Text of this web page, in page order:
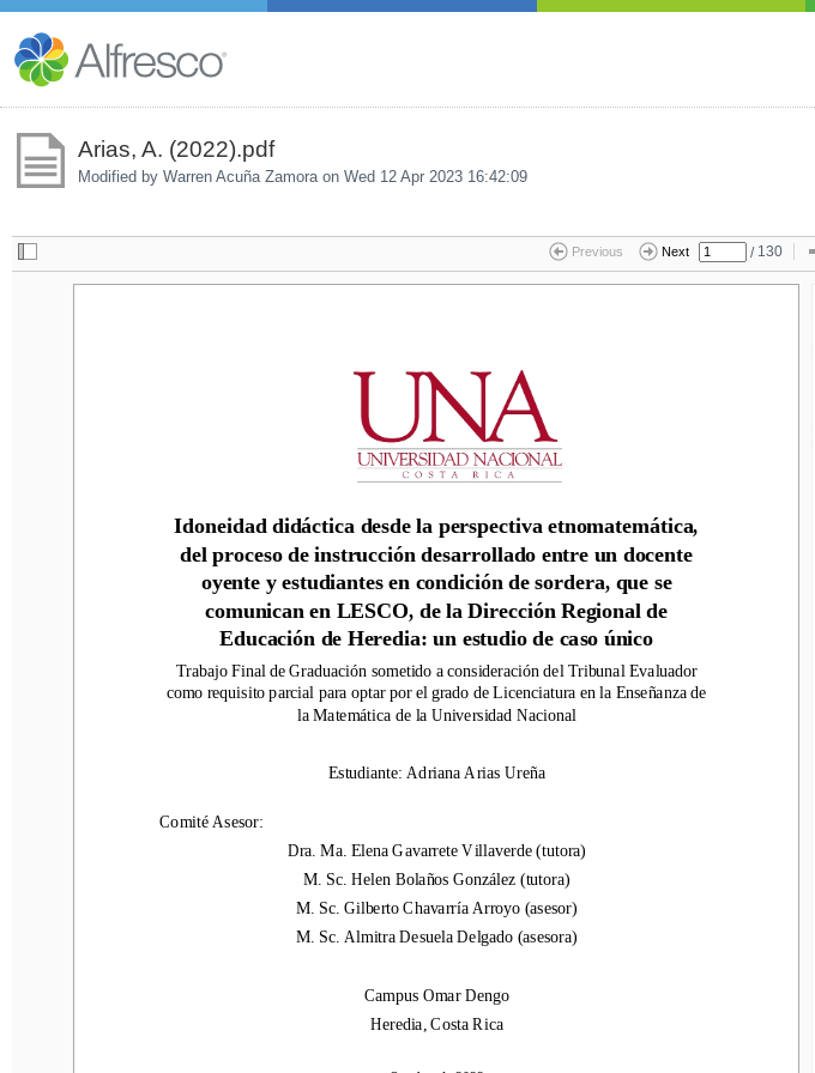
Arias, A. (2022).pdf
Modified by Warren Acuña Zamora on Wed 12 Apr 2023 16:42:09
Previous Next / 130
Idoneidad didáctica desde la perspectiva etnomatemática,
del proceso de instrucción desarrollado entre un docente
oyente y estudiantes en condición de sordera
, que se
comunican en LESCO, de la
Dirección Regional de
Educación de Heredia: un estudio de ca so único
como requisito parcial para optar por el grado de Licenciatura en la Enseñanza de
la Matemática de la Universidad Nacional
M. Sc. Helen Bolaños González (tutora)
M. Sc. Gilberto Chavarría Arroyo (asesor)
M. Sc. Almitra Desuela Delgado (asesora)
Heredia, Costa Rica
Idoneidad didáctica desde la perspectiva etnomatemática,
del proceso de instrucción desarrollado entre un docente
oyente y estudiantes en condición de sordera, que se
comunican en LESCO, de la Dirección Regional de
Educación de Heredia: un estudio de caso único
Trabajo Final de Graduación sometido a consideración del Tribunal Evaluador
como requisito parcial para optar por el grado de Licenciatura en la Enseñanza de
la Matemática de la Universidad Nacional
Estudiante: Adriana Arias Ureña
Comité Asesor:
Dra. Ma. Elena Gavarrete Villaverde (tutora)
M. Sc. Helen Bolaños González (tutora)
M. Sc. Gilberto Chavarría Arroyo (asesor)
M. Sc. Almitra Desuela Delgado (asesora)
Campus Omar Dengo
Heredia, Costa Rica